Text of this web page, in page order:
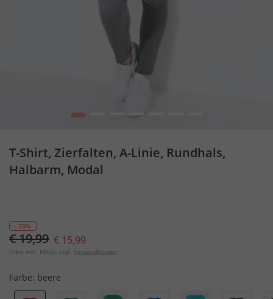
1 4
T-Shirt, Zierfalten, A-Linie, Rundhals,
Halbarm, Modal
- 20%
€ 19,99 € 15,99
Preis inkl. MwSt. zzgl. Versandkosten
Farbe: beere